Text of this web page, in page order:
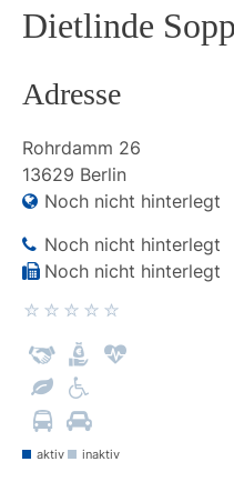
Dietlinde
Adresse
Rohrdamm 26
13629 Berlin
Noch nicht hinterlegt
Noch nicht hinterlegt
Noch nicht hinterlegt
aktiv inaktiv